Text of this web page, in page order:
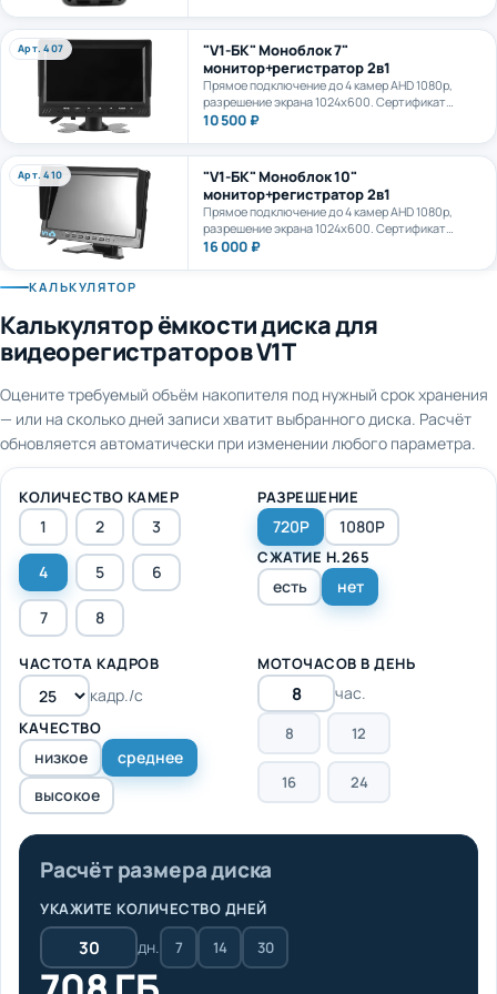
microSD до 1Тб.
Арт. 407
"V1-БК" Моноблок 7"
монитор+регистратор 2в1
Прямое подключение до 4 камер AHD 1080p,
разрешение экрана 1024х600. Сертификат
ПП969.
10 500 ₽
Арт. 410
"V1-БК" Моноблок 10"
монитор+регистратор 2в1
Прямое подключение до 4 камер AHD 1080p,
разрешение экрана 1024х600. Сертификат
ПП969.
16 000 ₽
КАЛЬКУЛЯТОР
Калькулятор ёмкости диска для
видеорегистраторов V1T
— или на сколько дней записи хватит выбранного диска. Расчёт
обновляется автоматически при изменении любого параметра.
1 2 3
4 5 6
7 8
720P 1080P
СЖАТИЕ H.265
есть нет
КАЧЕСТВО
низкое
среднее
высокое
Расчёт размера диска
7 14 30
708 ГБ